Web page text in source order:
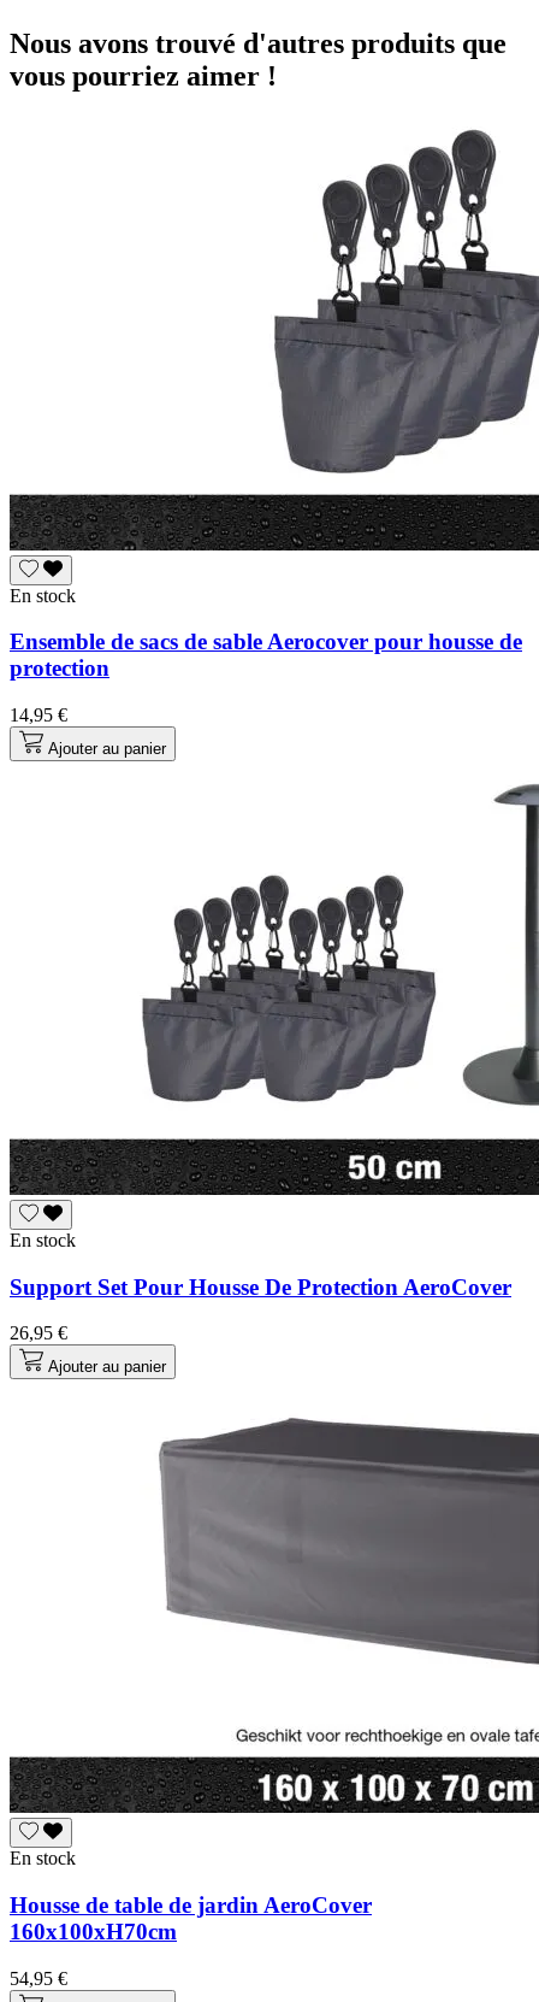
Nous avons trouvé d'autres produits que
vous pourriez aimer !
En stock
Ensemble de sacs de sable Aerocover pour housse de
protection
14,95 €
Ajouter au panier
En stock
Support Set Pour Housse De Protection AeroCover
26,95 €
Ajouter au panier
En stock
Housse de table de jardin AeroCover
160x100xH70cm
54,95 €